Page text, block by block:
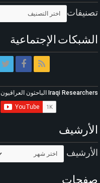
تصنيفات
الشبكات الإجتماعية
الأرشيف
الأرشيف